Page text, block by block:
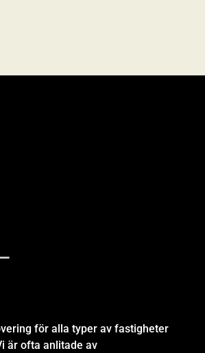
för alla typer av fastigheter
är ofta anlitade av